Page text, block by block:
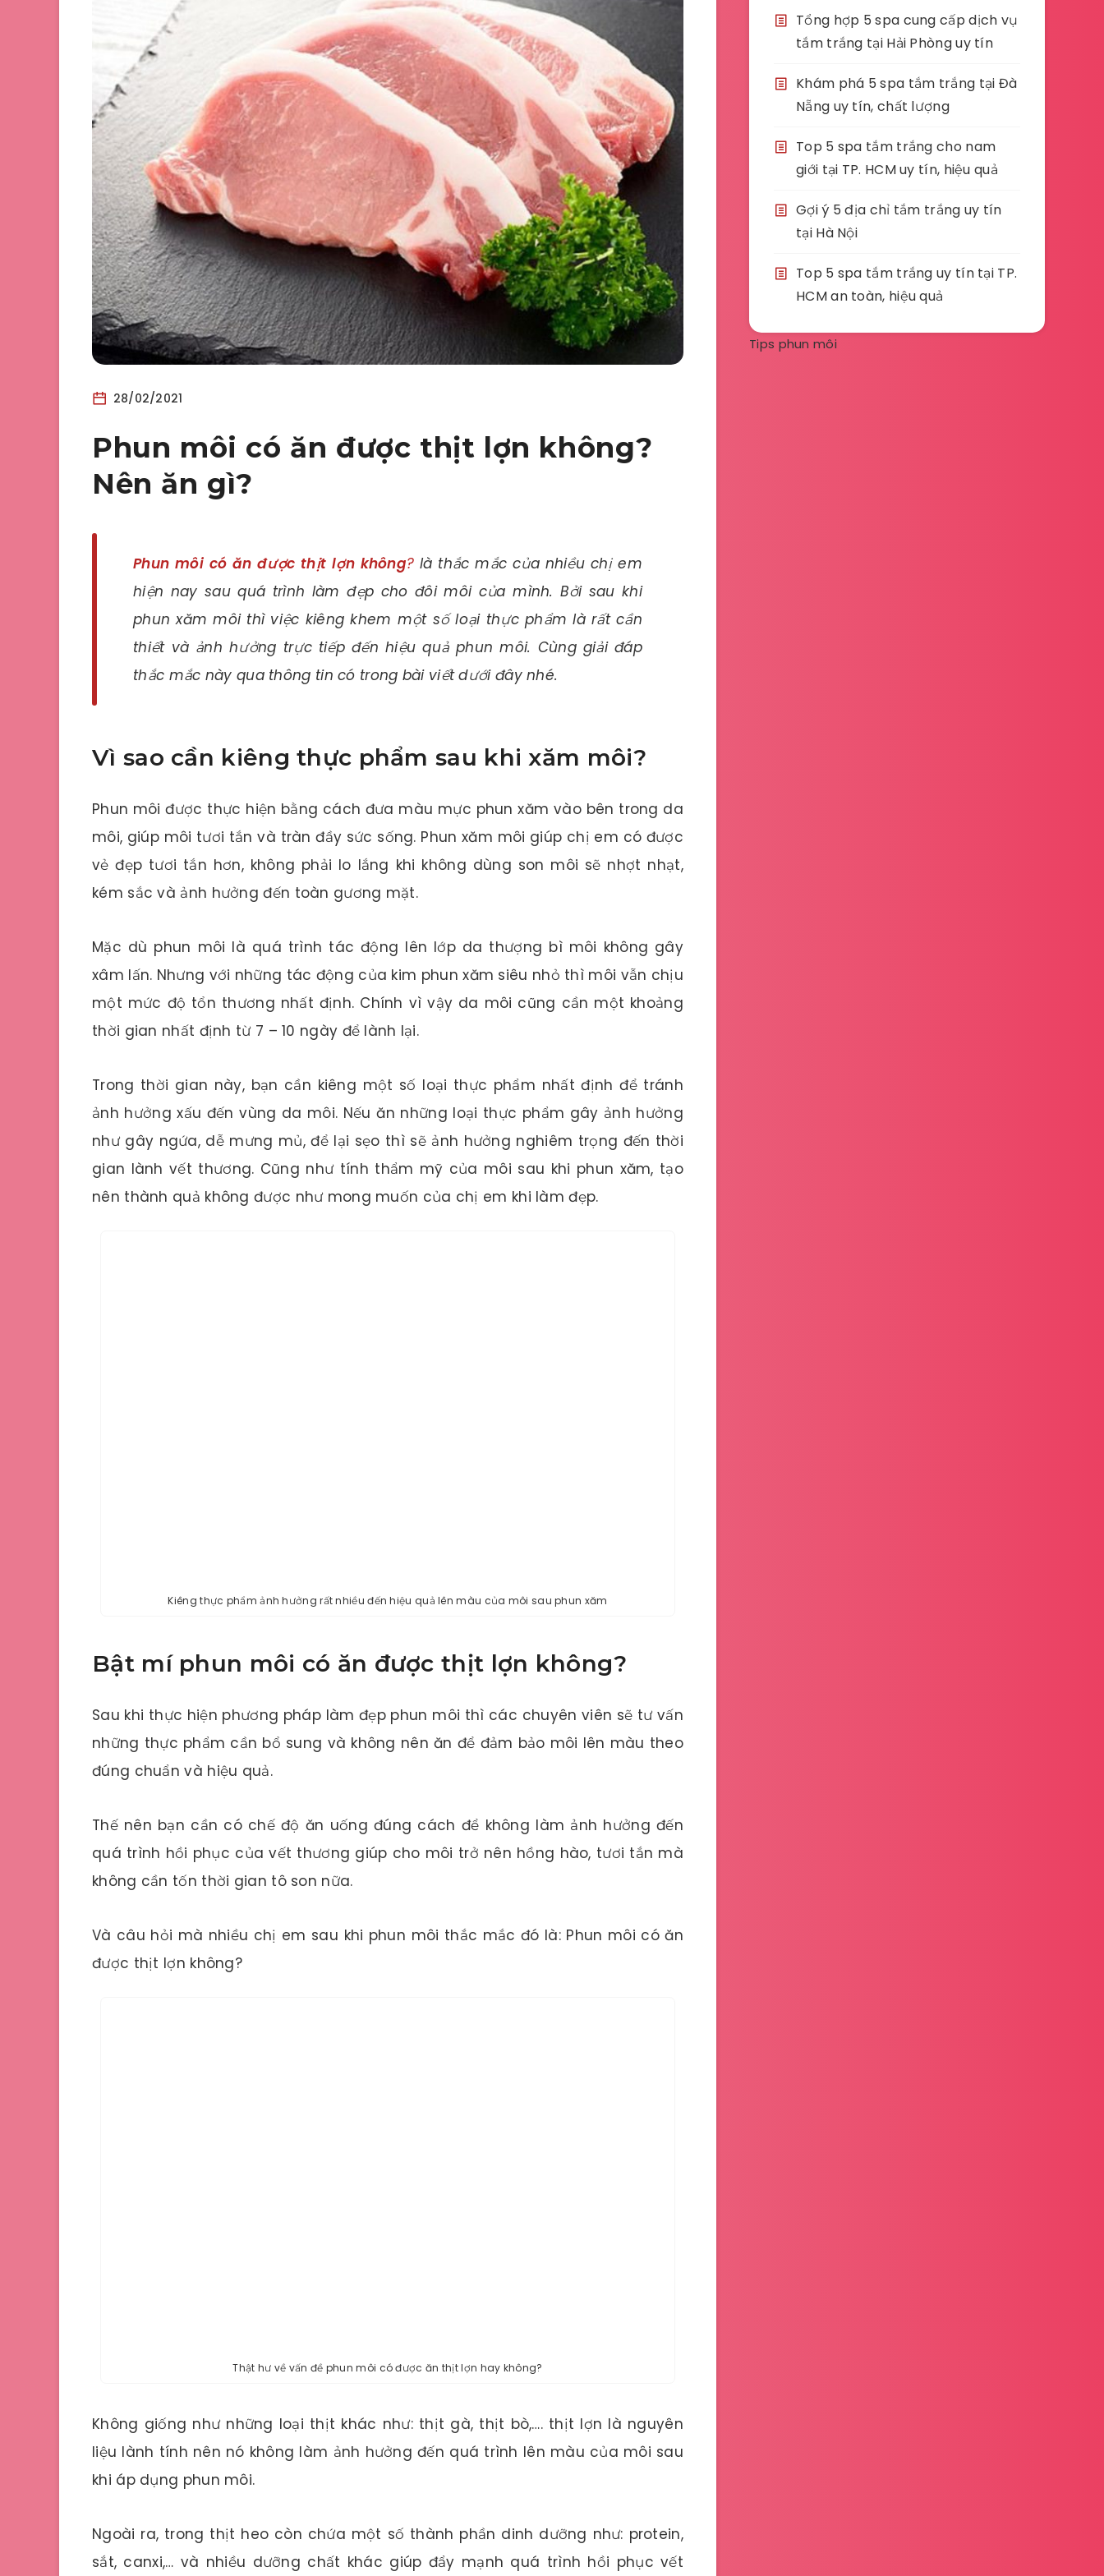
28/02/2021
Phun môi có ăn được thịt lợn không?
Nên ăn gì?
Phun môi có ăn được thịt lợn không? là thắc mắc của nhiều chị em
hiện nay sau quá trình làm đẹp cho đôi môi của mình. Bởi sau khi
phun xăm môi thì việc kiêng khem một số loại thực phẩm là rất cần
thiết và ảnh hưởng trực tiếp đến hiệu quả phun môi. Cùng giải đáp
thắc mắc này qua thông tin có trong bài viết dưới đây nhé.
Vì sao cần kiêng thực phẩm sau khi xăm môi?
Phun môi được thực hiện bằng cách đưa màu mực phun xăm vào bên trong da
môi, giúp môi tươi tắn và tràn đầy sức sống. Phun xăm môi giúp chị em có được
vẻ đẹp tươi tắn hơn, không phải lo lắng khi không dùng son môi sẽ nhợt nhạt,
kém sắc và ảnh hưởng đến toàn gương mặt.
Mặc dù phun môi là quá trình tác động lên lớp da thượng bì môi không gây
xâm lấn. Nhưng với những tác động của kim phun xăm siêu nhỏ thì môi vẫn chịu
một mức độ tổn thương nhất định. Chính vì vậy da môi cũng cần một khoảng
thời gian nhất định từ 7 – 10 ngày để lành lại.
Trong thời gian này, bạn cần kiêng một số loại thực phẩm nhất định để tránh
ảnh hưởng xấu đến vùng da môi. Nếu ăn những loại thực phẩm gây ảnh hưởng
như gây ngứa, dễ mưng mủ, để lại sẹo thì sẽ ảnh hưởng nghiêm trọng đến thời
gian lành vết thương. Cũng như tính thẩm mỹ của môi sau khi phun xăm, tạo
nên thành quả không được như mong muốn của chị em khi làm đẹp.
Kiêng thực phẩm ảnh hưởng rất nhiều đến hiệu quả lên màu của môi sau phun xăm
Bật mí phun môi có ăn được thịt lợn không?
Sau khi thực hiện phương pháp làm đẹp phun môi thì các chuyên viên sẽ tư vấn
những thực phẩm cần bổ sung và không nên ăn để đảm bảo môi lên màu theo
đúng chuẩn và hiệu quả.
Thế nên bạn cần có chế độ ăn uống đúng cách để không làm ảnh hưởng đến
quá trình hồi phục của vết thương giúp cho môi trở nên hồng hào, tươi tắn mà
không cần tốn thời gian tô son nữa.
Và câu hỏi mà nhiều chị em sau khi phun môi thắc mắc đó là: Phun môi có ăn
được thịt lợn không?
Thật hư về vấn đề phun môi có được ăn thịt lợn hay không?
Không giống như những loại thịt khác như: thịt gà, thịt bò,…. thịt lợn là nguyên
liệu lành tính nên nó không làm ảnh hưởng đến quá trình lên màu của môi sau
khi áp dụng phun môi.
Ngoài ra, trong thịt heo còn chứa một số thành phần dinh dưỡng như: protein,
sắt, canxi,… và nhiều dưỡng chất khác giúp đẩy mạnh quá trình hồi phục vết
Tổng hợp 5 spa cung cấp dịch vụ
tắm trắng tại Hải Phòng uy tín
Khám phá 5 spa tắm trắng tại Đà
Nẵng uy tín, chất lượng
Top 5 spa tắm trắng cho nam
giới tại TP. HCM uy tín, hiệu quả
Gợi ý 5 địa chỉ tắm trắng uy tín
tại Hà Nội
Top 5 spa tắm trắng uy tín tại TP.
HCM an toàn, hiệu quả
Tips phun môi